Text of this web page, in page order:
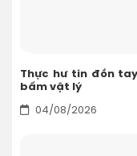
Thực hư tin đồn
bấm vật lý
04/08/2026